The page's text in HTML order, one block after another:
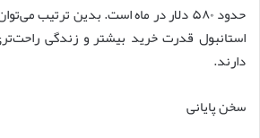
حدود ۵۸۰ دلار در ماه است. بدین ترتیب
استانبول قدرت خرید بیشتر و زندگی
دارند.
سخن پایانی